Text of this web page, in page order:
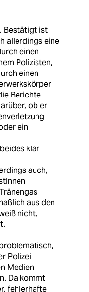
Bestätigt ist
allerdings eine
einen
Polizisten,
einen
Berichte
ob er
ein
klar
auch,
aus den
nicht,
Polizei
Medien
Da kommt
fehlerhafte